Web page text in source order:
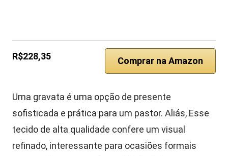
R$228,35 Comprar na Amazon
Uma gravata é uma opção de presente
sofisticada e prática para um pastor. Aliás, Esse
tecido de alta qualidade confere um visual
refinado, interessante para ocasiões formais